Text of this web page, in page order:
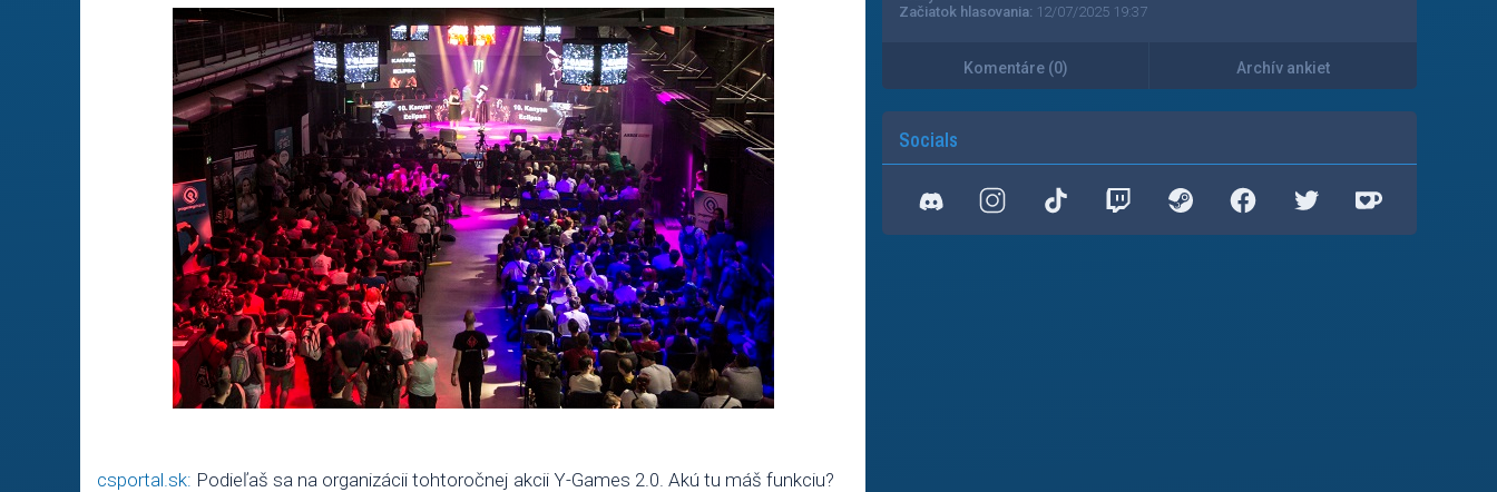
csportal.sk: Podieľaš sa na organizácii tohtoročnej akcii Y-Games 2.0. Akú tu máš funkciu?
Začiatok hlasovania: 12/07/2025 19:37
Komentáre (0) Archív ankiet
Socials